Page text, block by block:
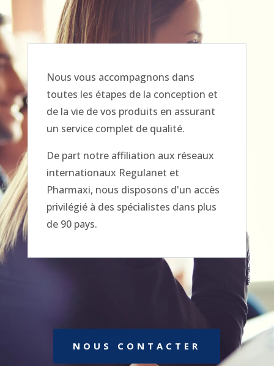
Nous vous accompagnons dans
toutes les étapes de la conception et
de la vie de vos produits en assurant
un service complet de qualité.
De part notre affiliation aux réseaux
internationaux Regulanet et
Pharmaxi, nous disposons d'un accès
privilégié à des spécialistes dans plus
de 90 pays.
NOUS CONTACTER